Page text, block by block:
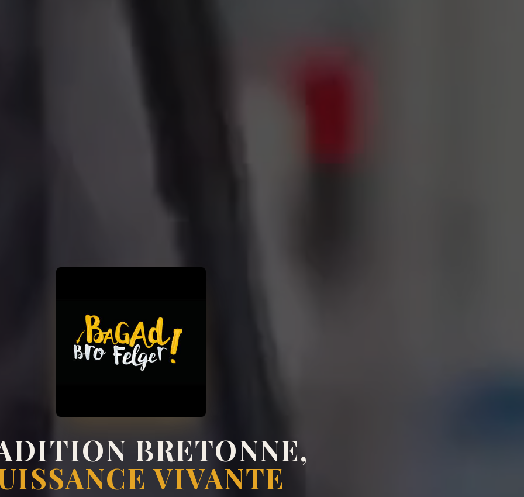
BRETONNE,
VIVANTE